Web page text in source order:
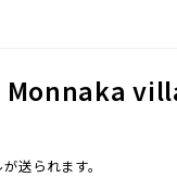
い
見比べたい
Monnaka
送られます。